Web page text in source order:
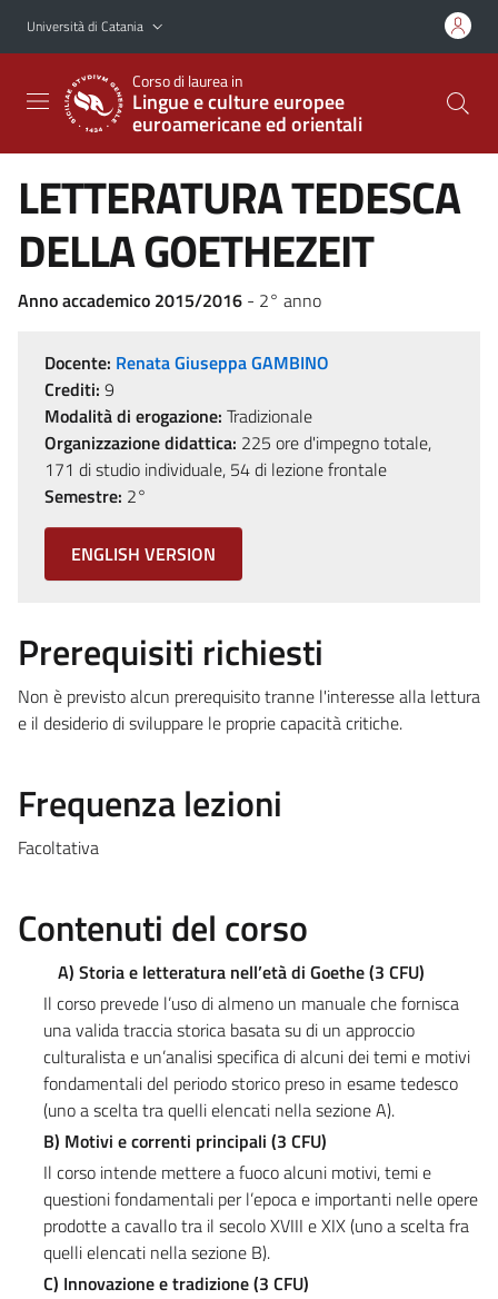
Vai al contenuto principale
Vai al menu di navigazione
Università di Catania
Corso di laurea in
Lingue e culture europee
euroamericane ed orientali
LETTERATURA TEDESCA
DELLA GOETHEZEIT
Anno accademico 2015/2016 - 2° anno
Docente: Renata Giuseppa GAMBINO
Crediti: 9
Modalità di erogazione: Tradizionale
Organizzazione didattica: 225 ore d'impegno totale,
171 di studio individuale, 54 di lezione frontale
Semestre: 2°
ENGLISH VERSION
Prerequisiti richiesti
Non è previsto alcun prerequisito tranne l'interesse alla lettura
e il desiderio di sviluppare le proprie capacità critiche.
Frequenza lezioni
Facoltativa
Contenuti del corso
A) Storia e letteratura nell’età di Goethe (3 CFU)
Il corso prevede l’uso di almeno un manuale che fornisca
una valida traccia storica basata su di un approccio
culturalista e un’analisi specifica di alcuni dei temi e motivi
fondamentali del periodo storico preso in esame tedesco
(uno a scelta tra quelli elencati nella sezione A).
B) Motivi e correnti principali (3 CFU)
Il corso intende mettere a fuoco alcuni motivi, temi e
questioni fondamentali per l’epoca e importanti nelle opere
prodotte a cavallo tra il secolo XVIII e XIX (uno a scelta fra
quelli elencati nella sezione B).
C) Innovazione e tradizione (3 CFU)